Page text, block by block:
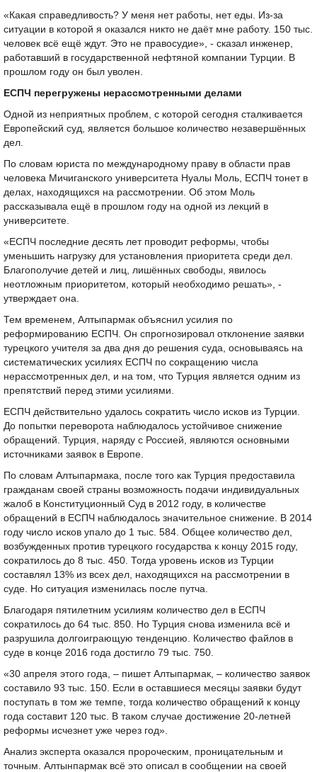
«Какая справедливость? У меня нет работы, нет еды. Из-за
ситуации в которой я оказался никто не даёт мне работу. 150 тыс.
человек всё ещё ждут. Это не правосудие», - сказал инженер,
работавший в государственной нефтяной компании Турции. В
прошлом году он был уволен.
ЕСПЧ перегружены нерассмотренными делами
Одной из неприятных проблем, с которой сегодня сталкивается
Европейский суд, является большое количество незавершённых
дел.
По словам юриста по международному праву в области прав
человека Мичиганского университета Нуалы Моль, ЕСПЧ тонет в
делах, находящихся на рассмотрении. Об этом Моль
рассказывала ещё в прошлом году на одной из лекций в
университете.
«ЕСПЧ последние десять лет проводит реформы, чтобы
уменьшить нагрузку для установления приоритета среди дел.
Благополучие детей и лиц, лишённых свободы, явилось
неотложным приоритетом, который необходимо решать», -
утверждает она.
Тем временем, Алтыпармак объяснил усилия по
реформированию ЕСПЧ. Он спрогнозировал отклонение заявки
турецкого учителя за два дня до решения суда, основываясь на
систематических усилиях ЕСПЧ по сокращению числа
нерассмотренных дел, и на том, что Турция является одним из
препятствий перед этими усилиями.
ЕСПЧ действительно удалось сократить число исков из Турции.
До попытки переворота наблюдалось устойчивое снижение
обращений. Турция, наряду с Россией, являются основными
источниками заявок в Европе.
По словам Алтыпармака, после того как Турция предоставила
гражданам своей страны возможность подачи индивидуальных
жалоб в Конституционный Суд в 2012 году, в количестве
обращений в ЕСПЧ наблюдалось значительное снижение. В 2014
году число исков упало до 1 тыс. 584. Общее количество дел,
возбужденных против турецкого государства к концу 2015 году,
сократилось до 8 тыс. 450. Тогда уровень исков из Турции
составлял 13% из всех дел, находящихся на рассмотрении в
суде. Но ситуация изменилась после путча.
Благодаря пятилетним усилиям количество дел в ЕСПЧ
сократилось до 64 тыс. 850. Но Турция снова изменила всё и
разрушила долгоиграющую тенденцию. Количество файлов в
суде в конце 2016 года достигло 79 тыс. 750.
«30 апреля этого года, – пишет Алтыпармак, – количество заявок
составило 93 тыс. 150. Если в оставшиеся месяцы заявки будут
поступать в том же темпе, тогда количество обращений к концу
года составит 120 тыс. В таком случае достижение 20-летней
реформы исчезнет уже через год».
Анализ эксперта оказался пророческим, проницательным и
точным. Алтынпармак всё это описал в сообщении на своей